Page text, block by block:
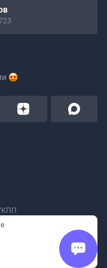
КПП
(Приказ № 321 от
и текстов возможно
Большая Страна.